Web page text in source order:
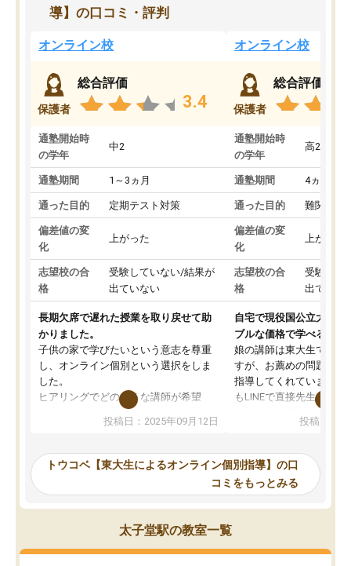
導】の口コミ・評判
オンライン校
保護者
総合評価
3.4
通塾開始時
の学年
中2
通塾期間 1～3ヵ月
通った目的 定期テスト対策
偏差値の変
化
上がった
志望校の合
格
受験していない/結果が
出ていない
長期欠席で遅れた授業を取り戻せて助
かりました。
子供の家で学びたいという意志を尊重
し、オンライン個別という選択をしま
した。
ヒアリングでどのような講師が希望
か、オプションは付帯するかなど選ぶ
事が出来ました。
ーティングを行い、その講師で良いか
見てから講師を決定する事ができま
す。
うちの子は、初回面談の講師の方で決
投稿日：2025年09月12日
オンライン校
保護者
総合評価
通塾開始時
の学年
高2
通塾期間 4ヵ月～1
通った目的 難関私立
偏差値の変
化
上がった
志望校の合
格
受験して
出ていな
自宅で現役国公立大学生
ブルな価格で学べる
娘の講師は東大生では無
すが、お薦めの問題集や
指導してくれています。
もLINEで直接先生に質問
めれるので、個人に合
いなのがあり(有料)、受
ことをどんなスケジュー
くか相談したのですが、
ち期待したものではなく
くなってきたようなので
投稿日：
トウコベ【東大生によるオンライン個別指導】の口
コミをもっとみる
太子堂駅の教室一覧